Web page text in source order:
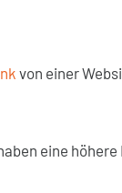
von einer
eine höhere